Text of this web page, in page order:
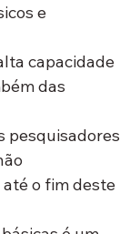
e
capacidade
das
pesquisadores
o fim deste